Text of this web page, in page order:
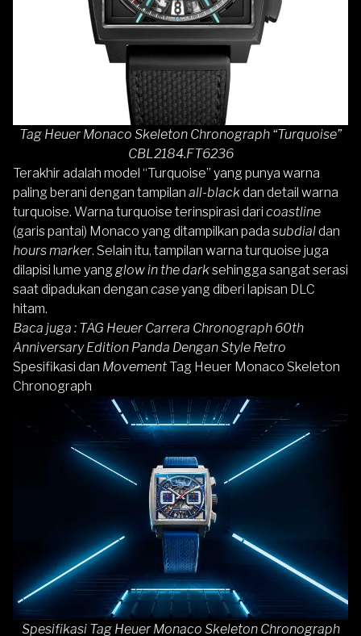
Tag Heuer Monaco Skeleton Chronograph “Turquoise”
CBL2184.FT6236
Terakhir adalah model “Turquoise” yang punya warna
paling berani dengan tampilan all-blackdan detail warna
turquoise. Warna turquoise terinspirasi dari coastline
(garis pantai) Monaco yang ditampilkan pada subdialdan
hours marker. Selain itu, tampilan warna turquoise juga
dilapisi lume yang glow in the darksehingga sangat serasi
saat dipadukan dengan caseyang diberi lapisan DLC
hitam.
Baca juga : TAG Heuer Carrera Chronograph 60th
Anniversary Edition Panda Dengan Style Retro
Spesifikasi dan Movement Tag Heuer Monaco Skeleton
Chronograph
Spesifikasi Tag Heuer Monaco Skeleton Chronograph